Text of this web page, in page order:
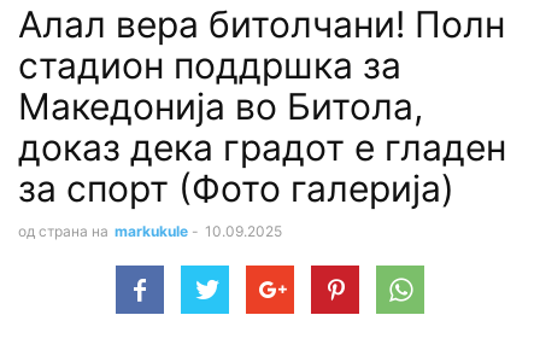
Алал вера битолчани! Полн
стадион поддршка за
Македонија во Битола,
доказ дека градот е гладен
за спорт (Фото галерија)
од страна на markukule - 10.09.2025